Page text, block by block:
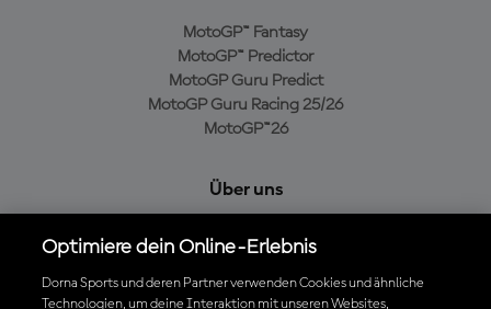
MotoGP™ Fantasy
MotoGP™ Predictor
MotoGP Guru Predict
MotoGP Guru Racing 25/26
MotoGP™26
Über uns
Cookie-Richtlinien
Geschäftsbedingungen
Optimiere dein Online-Erlebnis
Dorna Sports und deren Partner verwenden Cookies und ähnliche
Technologien, um deine Interaktion mit unseren Websites,